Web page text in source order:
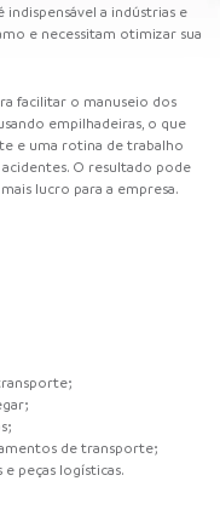
a indústrias e
e necessitam otimizar sua
facilitar o manuseio dos
empilhadeiras, o que
e uma rotina de trabalho
O resultado pode
lucro para a empresa.
de transporte;
e peças logísticas.